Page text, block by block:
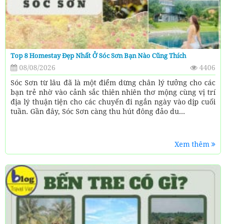
Top 8 Homestay Đẹp Nhất Ở Sóc Sơn Bạn Nào Cũng Thích
08/08/2026
4406
Sóc Sơn từ lâu đã là một điểm dừng chân lý tưởng cho các
bạn trẻ nhờ vào cảnh sắc thiên nhiên thơ mộng cùng vị trí
địa lý thuận tiện cho các chuyến đi ngắn ngày vào dịp cuối
tuần. Gần đây, Sóc Sơn càng thu hút đông đảo du...
Xem thêm